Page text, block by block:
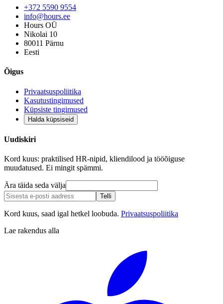
+372 5590 9554
info@hours.ee
Hours OÜ
Nikolai 10
80011 Pärnu
Eesti
Õigus
Privaatsuspoliitika
Kasutustingimused
Küpsiste tingimused
Halda küpsiseid
Uudiskiri
Kord kuus: praktilised HR-nipid, kliendilood ja tööõiguse
muudatused. Ei mingit spämmi.
Ära täida seda välja
Telli
Kord kuus, saad igal hetkel loobuda. Privaatsuspoliitika
Lae rakendus alla